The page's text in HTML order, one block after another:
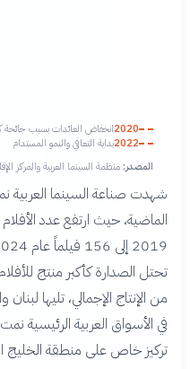
2020انخفاض العائدات بسبب جائحة
2022بداية التعافي والنمو المستدام
المصدر: منظمة السينما العربية والمركز
شهدت صناعة السينما
من الإنتاج الإجمالي، تليها